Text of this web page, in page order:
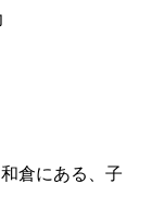
倉にある、子